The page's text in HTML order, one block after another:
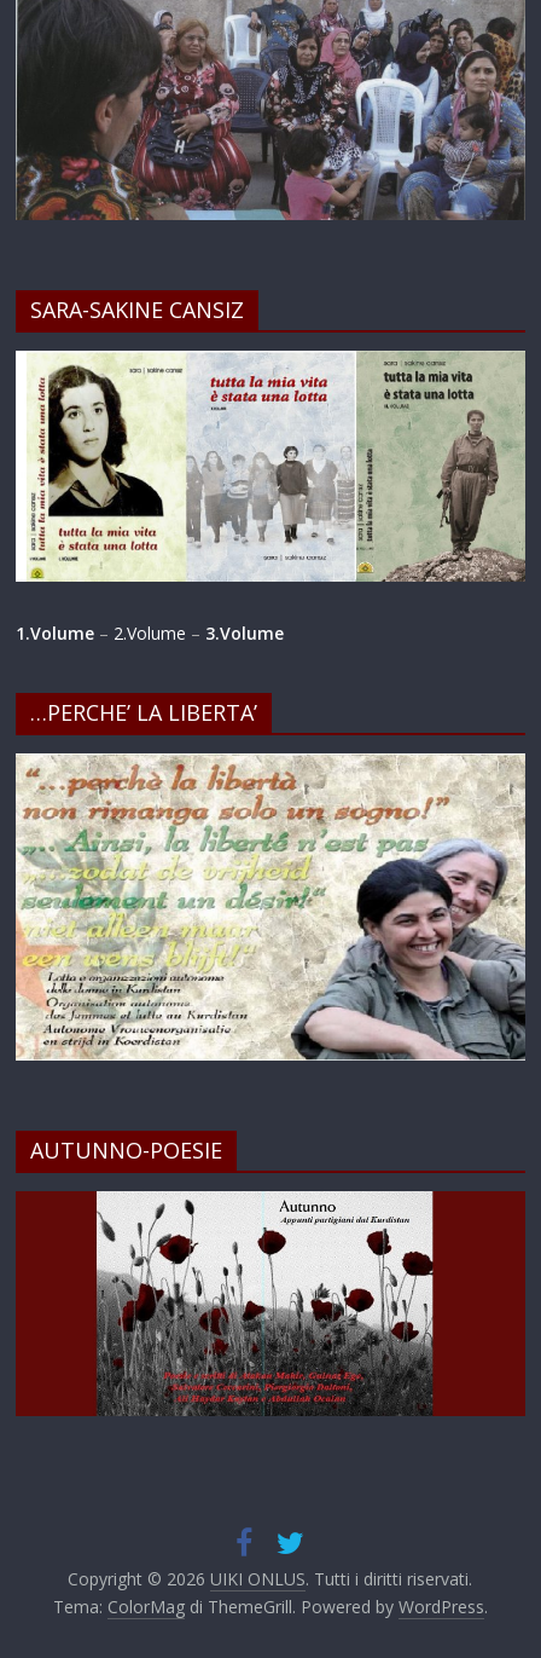
SARA-SAKINE CANSIZ
1.Volume – 2.Volume – 3.Volume
…PERCHE’ LA LIBERTA’
AUTUNNO-POESIE
Copyright © 2026 UIKI ONLUS. Tutti i diritti riservati.
Tema: ColorMagdi ThemeGrill. Powered by WordPress.